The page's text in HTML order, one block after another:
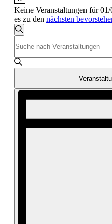
Keine Veranstaltungen für
es zu den nächsten
Veranstaltungen
Suche
und
Ansichten,
Navigation
Suche
Schlüsselwort
eingeben.
Suche
Veranstaltungen
Schlüsselwort.
Veranstaltung
Navigation